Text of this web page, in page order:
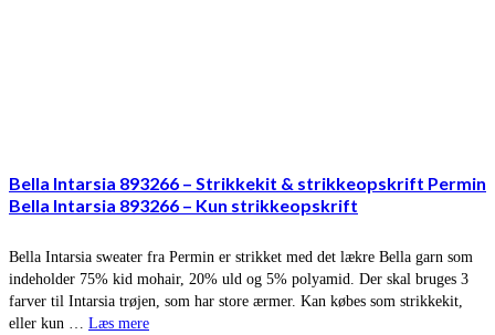
Bella Intarsia 893266 – Strikkekit & strikkeopskrift Permin
Bella Intarsia 893266 – Kun strikkeopskrift
Bella Intarsia sweater fra Permin er strikket med det lækre Bella garn som
indeholder 75% kid mohair, 20% uld og 5% polyamid. Der skal bruges 3
farver til Intarsia trøjen, som har store ærmer. Kan købes som strikkekit,
eller kun … Læs mere